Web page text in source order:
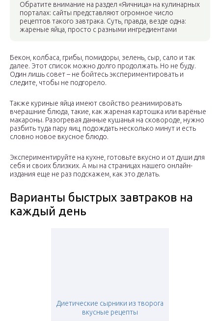
Обратите внимание на раздел «Яичница» на кулинарных
порталах: сайты представляют огромное число
рецептов такого завтрака. Суть, правда, везде одна:
жареные яйца, просто с разными ингредиентами
Бекон, колбаса, грибы, помидоры, зелень, сыр, сало и так
далее. Этот список можно долго продолжать. Но не буду.
Один лишь совет – не бойтесь экспериментировать и
следите, чтобы не подгорело.
Также куриные яйца имеют свойство реанимировать
вчерашние блюда, такие, как жареная картошка или варёные
макароны. Разогревая данные кушанья на сковороде, нужно
разбить туда пару яиц, подождать несколько минут и есть
словно новое вкусное блюдо.
Экспериментируйте на кухне, готовьте вкусно и от души для
себя и своих близких. А мы на страницах нашего онлайн-
издания еще не раз подскажем, как это делать.
Варианты быстрых завтраков на
каждый день
Диетические сырники из творога
вкусные рецепты